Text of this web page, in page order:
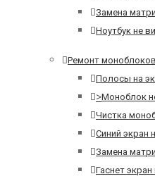
Замена
Ноутбук не
Ремонт моноблоков
Полосы на
>Моноблок
Чистка
Синий экран
Замена
Гаснет